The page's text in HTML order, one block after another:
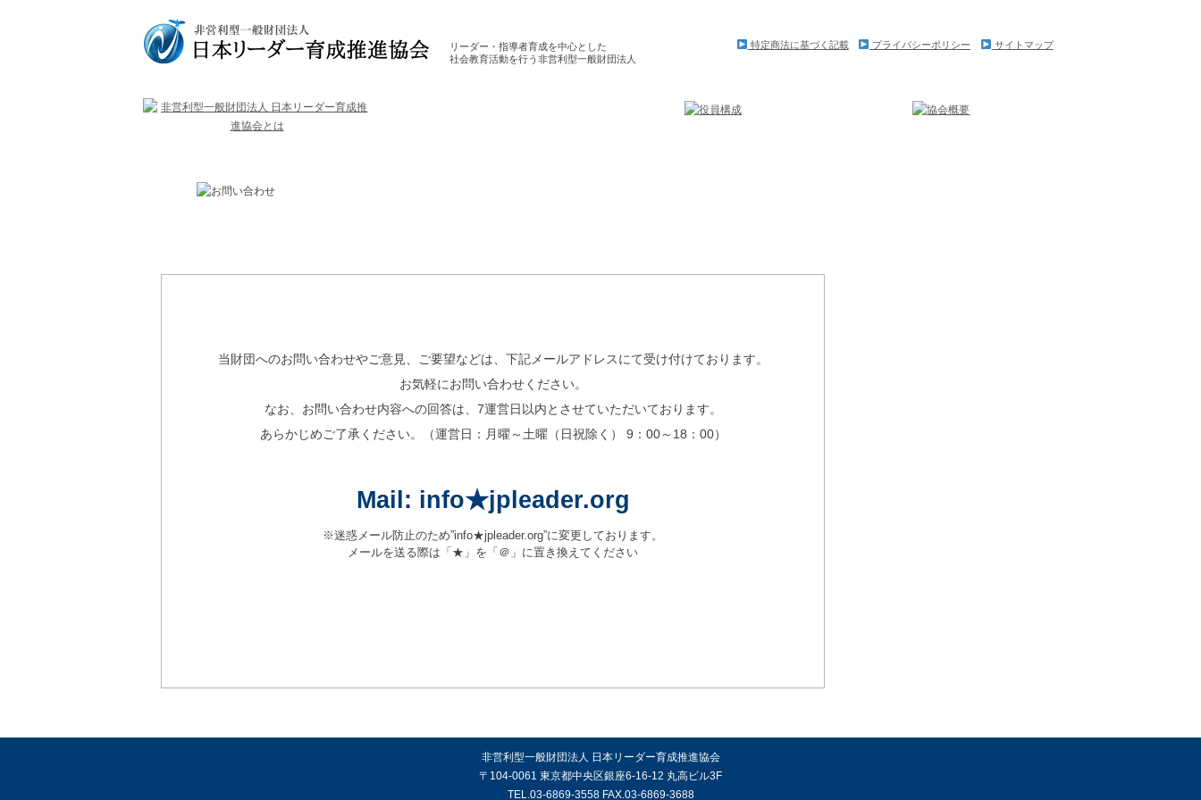
リーダー・指導者育成を中心とした
社会教育活動を行う非営利型一般財団法人
特定商法に基づく記載 プライバシーポリシー サイトマップ
当財団へのお問い合わせやご意見、ご要望などは、下記メールアドレスにて受け付けております。
お気軽にお問い合わせください。
なお、お問い合わせ内容への回答は、7運営日以内とさせていただいております。
あらかじめご了承ください。（運営日：月曜～土曜（日祝除く） 9：00～18：00）
Mail: info★jpleader.org
※迷惑メール防止のため”info★jpleader.org”に変更しております。
メールを送る際は「★」を「＠」に置き換えてください
非営利型一般財団法人 日本リーダー育成推進協会
〒104-0061 東京都中央区銀座6-16-12 丸高ビル3F
TEL.03-6869-3558 FAX.03-6869-3688